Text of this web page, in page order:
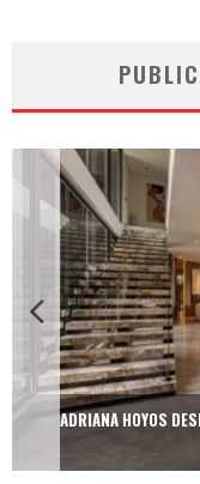
ADRIANA HOYOS